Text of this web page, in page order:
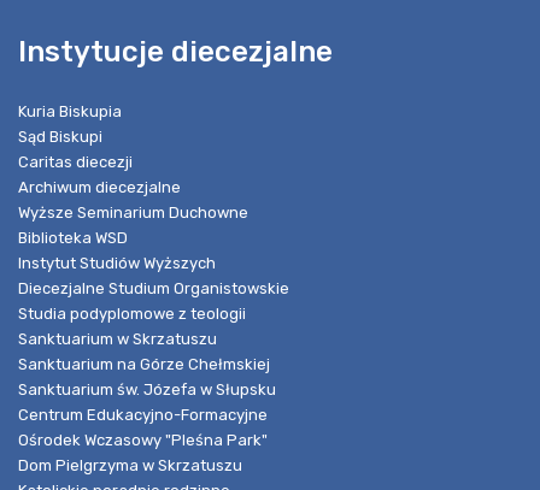
Instytucje diecezjalne
Kuria Biskupia
Sąd Biskupi
Caritas diecezji
Archiwum diecezjalne
Wyższe Seminarium Duchowne
Biblioteka WSD
Instytut Studiów Wyższych
Diecezjalne Studium Organistowskie
Studia podyplomowe z teologii
Sanktuarium w Skrzatuszu
Sanktuarium na Górze Chełmskiej
Sanktuarium św. Józefa w Słupsku
Centrum Edukacyjno-Formacyjne
Ośrodek Wczasowy "Pleśna Park"
Dom Pielgrzyma w Skrzatuszu